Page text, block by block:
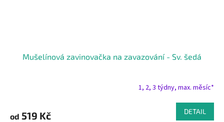
Mušelínová zavinovačka na zavazování - Sv. šedá
1, 2, 3 týdny, max. měsíc*
od 519 Kč DETAIL